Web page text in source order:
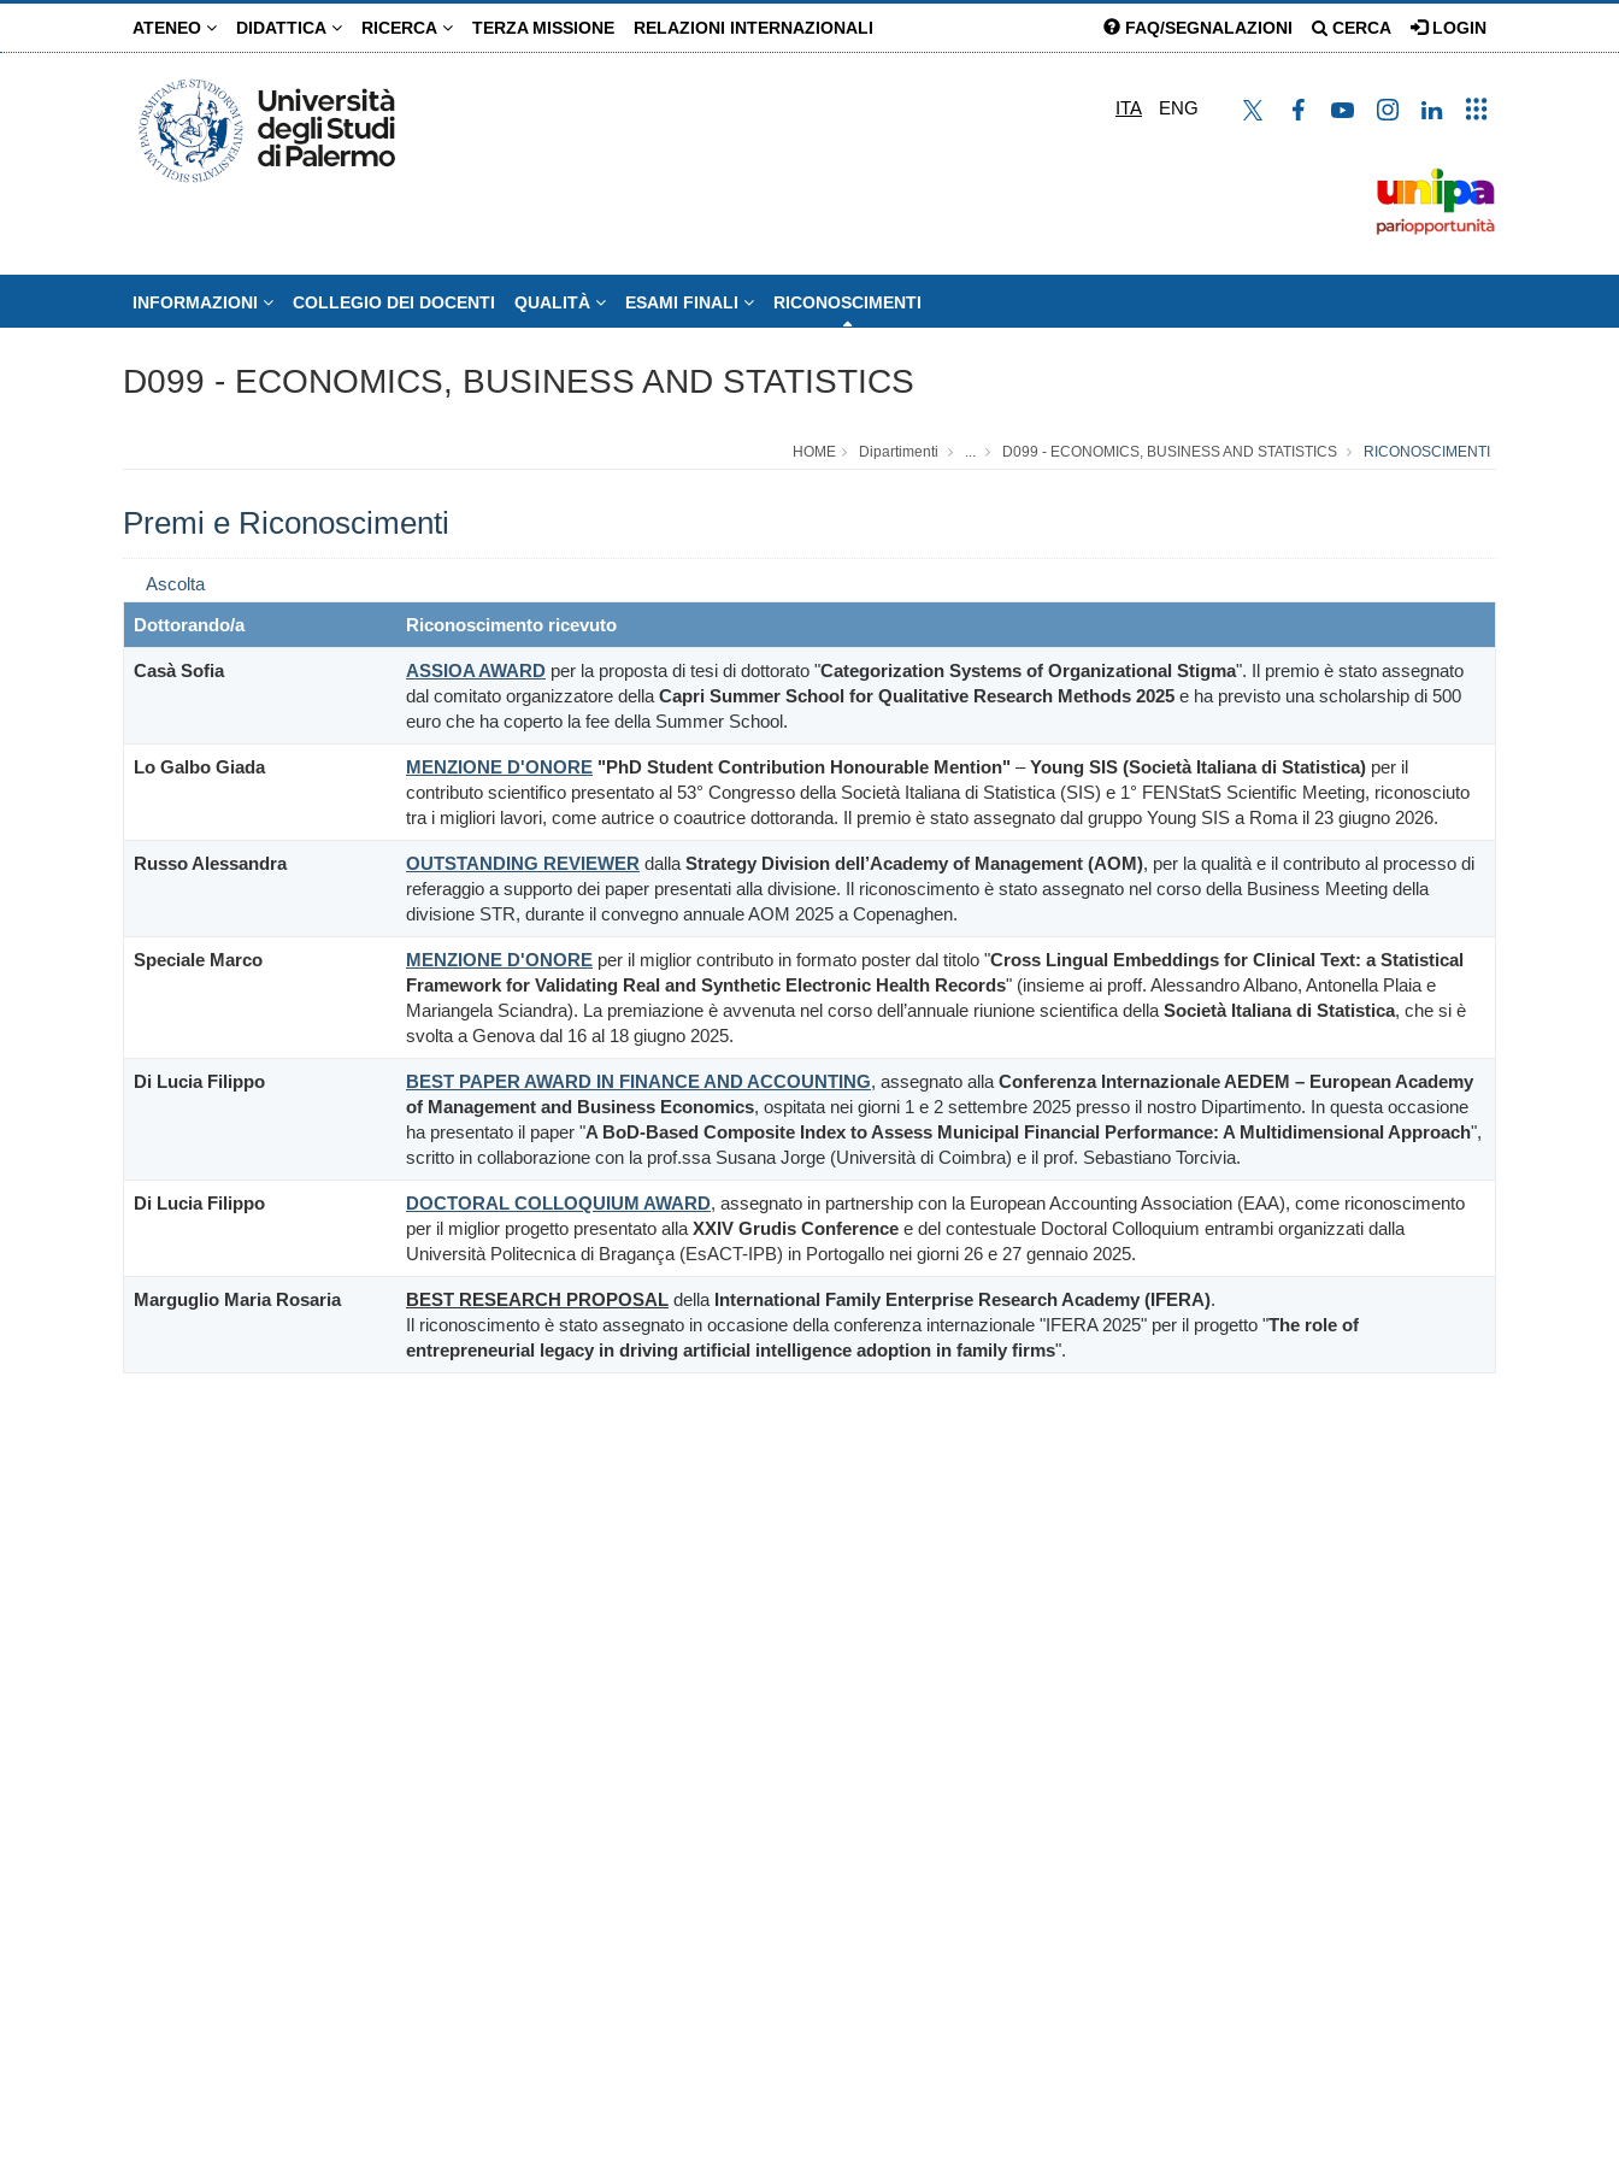
ATENEO DIDATTICA RICERCA TERZA MISSIONE RELAZIONI INTERNAZIONALI FAQ/SEGNALAZIONI CERCA LOGIN
ITA ENG
INFORMAZIONI COLLEGIO DEI DOCENTI QUALITÀ ESAMI FINALI RICONOSCIMENTI
D099 - ECONOMICS, BUSINESS AND STATISTICS
HOME Dipartimenti ... D099 - ECONOMICS, BUSINESS AND STATISTICS RICONOSCIMENTI
Premi e Riconoscimenti
Ascolta
Dottorando/a
Riconoscimento ricevuto
Casà Sofia ASSIOA AWARD per la proposta di tesi di dottorato "Categorization Systems of Organizational Stigma". Il premio è stato assegnato
dal comitato organizzatore della Capri Summer School for Qualitative Research Methods 2025 e ha previsto una scholarship di 500
euro che ha coperto la fee della Summer School.
Lo Galbo Giada MENZIONE D'ONORE "PhD Student Contribution Honourable Mention" –Young SIS (Società Italiana di Statistica) per il
contributo scientifico presentato al 53° Congresso della Società Italiana di Statistica (SIS) e 1° FENStatS Scientific Meeting, riconosciuto
tra i migliori lavori, come autrice o coautrice dottoranda. Il premio è stato assegnato dal gruppo Young SIS a Roma il 23 giugno 2026.
Russo Alessandra OUTSTANDING REVIEWER dalla Strategy Division dell’Academy of Management (AOM), per la qualità e il contributo al processo di
referaggio a supporto dei paper presentati alla divisione. Il riconoscimento è stato assegnato nel corso della Business Meeting della
divisione STR, durante il convegno annuale AOM 2025 a Copenaghen.
Speciale Marco MENZIONE D'ONORE per il miglior contributo in formato poster dal titolo "Cross Lingual Embeddings for Clinical Text: a Statistical
Framework for Validating Real and Synthetic Electronic Health Records" (insieme ai proff. Alessandro Albano, Antonella Plaia e
Mariangela Sciandra). La premiazione è avvenuta nel corso dell’annuale riunione scientifica della Società Italiana di Statistica, che si è
svolta a Genova dal 16 al 18 giugno 2025.
Di Lucia Filippo BEST PAPER AWARD IN FINANCE AND ACCOUNTING, assegnato alla Conferenza Internazionale AEDEM – European Academy
of Management and Business Economics, ospitata nei giorni 1 e 2 settembre 2025 presso il nostro Dipartimento. In questa occasione
ha presentato il paper "A BoD-Based Composite Index to Assess Municipal Financial Performance: A Multidimensional Approach",
scritto in collaborazione con la prof.ssa Susana Jorge (Università di Coimbra) e il prof. Sebastiano Torcivia.
Di Lucia Filippo DOCTORAL COLLOQUIUM AWARD, assegnato in partnership con la European Accounting Association (EAA), come riconoscimento
per il miglior progetto presentato alla XXIV Grudis Conference e del contestuale Doctoral Colloquium entrambi organizzati dalla
Università Politecnica di Bragança (EsACT-IPB) in Portogallo nei giorni 26 e 27 gennaio 2025.
Marguglio Maria Rosaria BEST RESEARCH PROPOSAL della International Family Enterprise Research Academy (IFERA).
Il riconoscimento è stato assegnato in occasione della conferenza internazionale "IFERA 2025" per il progetto "The role of
entrepreneurial legacy in driving artificial intelligence adoption in family firms".